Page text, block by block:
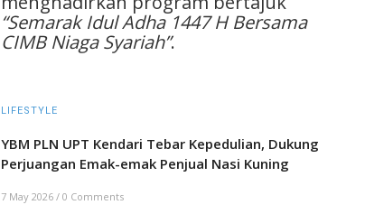
“Semarak Idul Adha 1447 H Bersama
CIMB Niaga Syariah”.
LIFESTYLE
YBM PLN UPT Kendari Tebar Kepedulian, Dukung
Perjuangan Emak-emak Penjual Nasi Kuning
7 May 2026 / 0 Comments